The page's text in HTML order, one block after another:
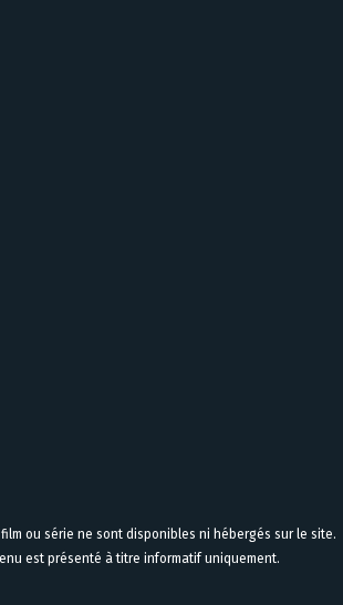
ou série ne sont disponibles ni hébergés sur le site.
est présenté à titre informatif uniquement.